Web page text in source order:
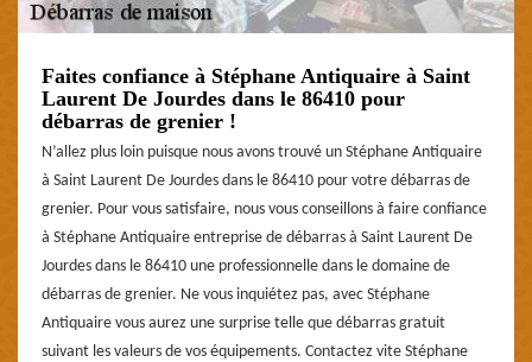
Faites confiance à Stéphane Antiquaire à Saint
Laurent De Jourdes dans le 86410 pour
débarras de grenier !
N’allez plus loin puisque nous avons trouvé un Stéphane Antiquaire
à Saint Laurent De Jourdes dans le 86410 pour votre débarras de
grenier. Pour vous satisfaire, nous vous conseillons à faire confiance
à Stéphane Antiquaire entreprise de débarras à Saint Laurent De
Jourdes dans le 86410 une professionnelle dans le domaine de
débarras de grenier. Ne vous inquiétez pas, avec Stéphane
Antiquaire vous aurez une surprise telle que débarras gratuit
suivant les valeurs de vos équipements. Contactez vite Stéphane